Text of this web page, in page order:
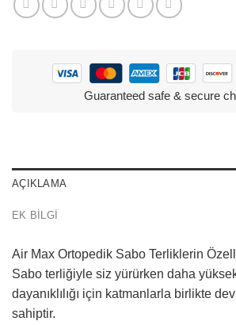
Guaranteed safe & secure
AÇIKLAMA
EK BILGI
Air Max Ortopedik Sabo Terliklerin
Sabo terliğiyle siz yürürken daha
dayanıklılığı için katmanlarla birlikte
sahiptir.